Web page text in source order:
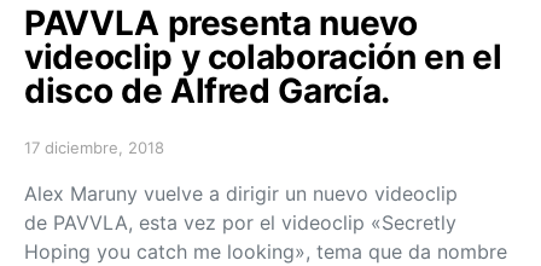
PAVVLA presenta nuevo
videoclip y colaboración en el
disco de Alfred García.
Posted on
17 diciembre, 2018
Alex Maruny vuelve a dirigir un nuevo videoclip
de PAVVLA, esta vez por el videoclip «Secretly
Hoping you catch me looking», tema que da nombre